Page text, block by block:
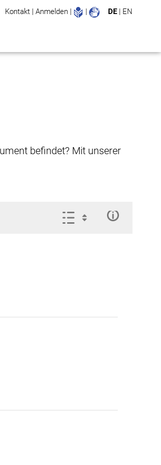
Kontakt | Anmelden | Leichte Sprache
| DE | EN
befindet? Mit unserer